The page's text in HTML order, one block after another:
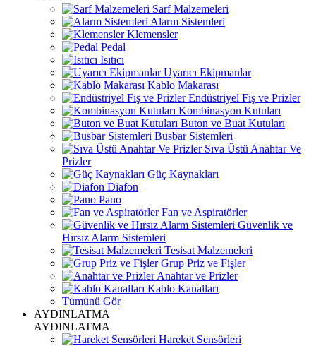
Sarf Malzemeleri
Alarm Sistemleri
Klemensler
Pedal
Isıtıcı
Uyarıcı Ekipmanlar
Kablo Makarası
Endüstriyel Fiş ve Prizler
Kombinasyon Kutuları
Buton ve Buat Kutuları
Busbar Sistemleri
Sıva Üstü Anahtar Ve
Prizler
Güç Kaynakları
Diafon
Pano
Fan ve Aspiratörler
Güvenlik ve
Hırsız Alarm Sistemleri
Tesisat Malzemeleri
Grup Priz ve Fişler
Anahtar ve Prizler
Kablo Kanalları
Tümünü Gör
AYDINLATMA
AYDINLATMA
Hareket Sensörleri